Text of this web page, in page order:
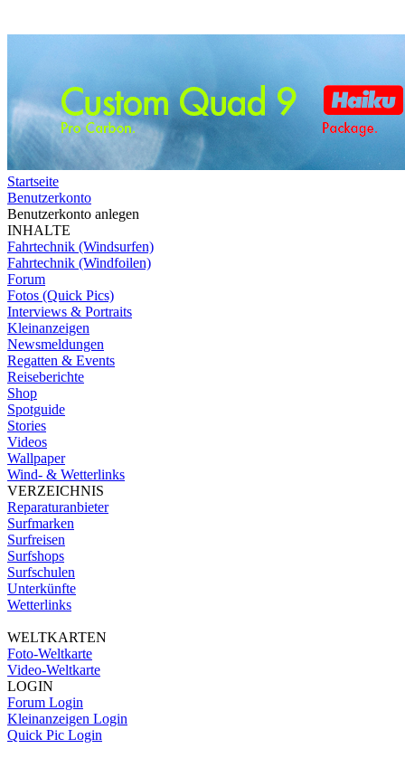
Startseite
Benutzerkonto
Benutzerkonto anlegen
INHALTE
Fahrtechnik (Windsurfen)
Fahrtechnik (Windfoilen)
Forum
Fotos (Quick Pics)
Interviews & Portraits
Kleinanzeigen
Newsmeldungen
Regatten & Events
Reiseberichte
Shop
Spotguide
Stories
Videos
Wallpaper
Wind- & Wetterlinks
VERZEICHNIS
Reparaturanbieter
Surfmarken
Surfreisen
Surfshops
Surfschulen
Unterkünfte
Wetterlinks
WELTKARTEN
Foto-Weltkarte
Video-Weltkarte
LOGIN
Forum Login
Kleinanzeigen Login
Quick Pic Login